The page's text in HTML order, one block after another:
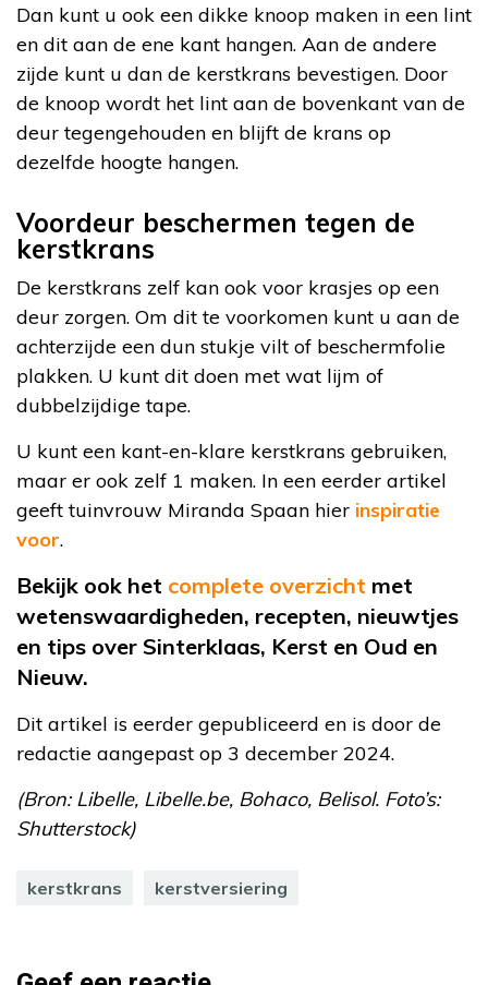
Dan kunt u ook een dikke knoop maken in een lint
en dit aan de ene kant hangen. Aan de andere
zijde kunt u dan de kerstkrans bevestigen. Door
de knoop wordt het lint aan de bovenkant van de
deur tegengehouden en blijft de krans op
dezelfde hoogte hangen.
Voordeur beschermen tegen de
kerstkrans
De kerstkrans zelf kan ook voor krasjes op een
deur zorgen. Om dit te voorkomen kunt u aan de
achterzijde een dun stukje vilt of beschermfolie
plakken. U kunt dit doen met wat lijm of
dubbelzijdige tape.
U kunt een kant-en-klare kerstkrans gebruiken,
maar er ook zelf 1 maken. In een eerder artikel
geeft tuinvrouw Miranda Spaan hier inspiratie
voor.
Bekijk ook het complete overzicht met
wetenswaardigheden, recepten, nieuwtjes
en tips over Sinterklaas, Kerst en Oud en
Nieuw.
Dit artikel is eerder gepubliceerd en is door de
redactie aangepast op 3 december 2024.
(Bron: Libelle, Libelle.be, Bohaco, Belisol. Foto’s:
Shutterstock)
kerstkrans kerstversiering